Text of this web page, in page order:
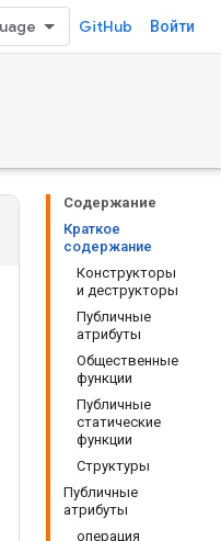
GitHub Войти
Содержание
Краткое
содержание
Конструкторы
и деструкторы
Публичные
атрибуты
Общественные
функции
Публичные
статические
функции
Структуры
Публичные
атрибуты
операция